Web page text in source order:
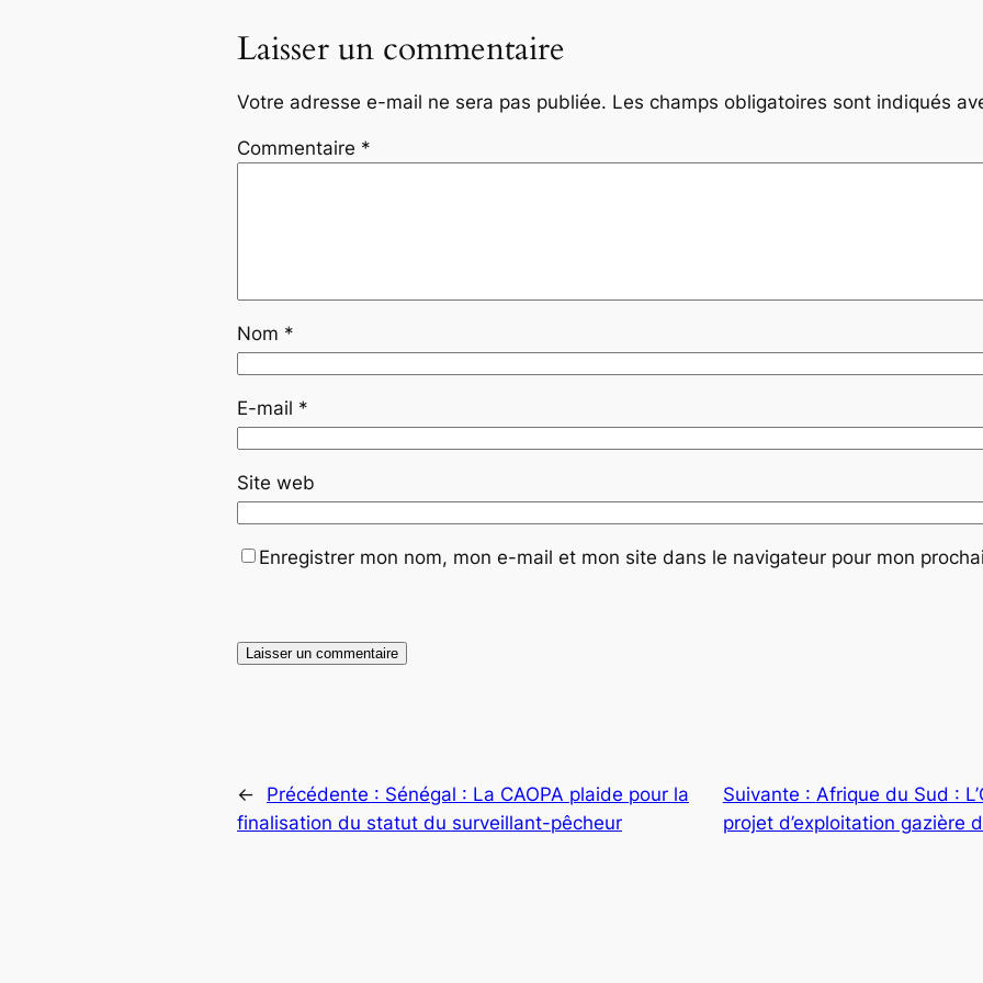
Laisser un commentaire
Votre adresse e-mail ne sera pas publiée. Les champs obligatoires sont indiqués
Commentaire *
Nom *
E-mail *
Site web
Enregistrer mon nom, mon e-mail et mon site dans le navigateur pour mon
← Précédente : Sénégal : La CAOPA plaide pour la
finalisation du statut du surveillant-pêcheur
Suivante : Afrique du Sud :
projet d’exploitation gazière